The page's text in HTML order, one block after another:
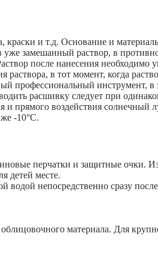
и т.д. Основание и
уже замешанный раствор, в
после нанесения
в тот момент, когда
профессиональный инструмент,
расшивку следует при
прямого воздействия солнечный
-10°С.
перчатки и защитные очки.
детей месте.
непосредственно сразу
материала. Для